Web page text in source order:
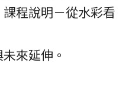
程說明－從水彩看
來延伸。